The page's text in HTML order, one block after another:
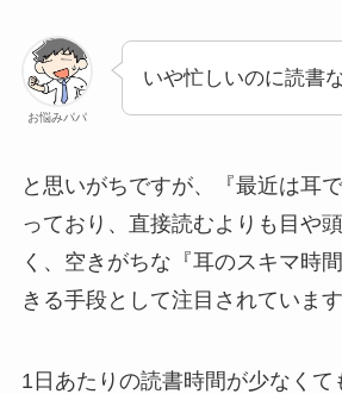
お悩みパパ
いや忙しいのに読書
と思いがちですが、『最近は耳
っており、直接読むよりも目や
く、空きがちな『耳のスキマ時
きる手段として注目されています
1日あたりの読書時間が少なくて